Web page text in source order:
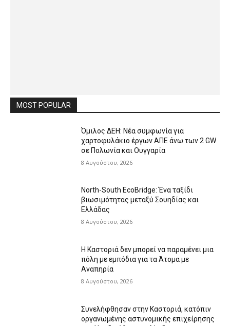
MOST POPULAR
Όμιλος ΔΕΗ: Νέα συμφωνία για
χαρτοφυλάκιο έργων ΑΠΕ άνω των 2 GW
σε Πολωνία και Ουγγαρία
8 Αυγούστου, 2026
North-South EcoBridge: Ένα ταξίδι
βιωσιμότητας μεταξύ Σουηδίας και
Ελλάδας
8 Αυγούστου, 2026
Η Καστοριά δεν μπορεί να παραμένει μια
πόλη με εμπόδια για τα Άτομα με
Αναπηρία
8 Αυγούστου, 2026
Συνελήφθησαν στην Καστοριά, κατόπιν
οργανωμένης αστυνομικής επιχείρησης